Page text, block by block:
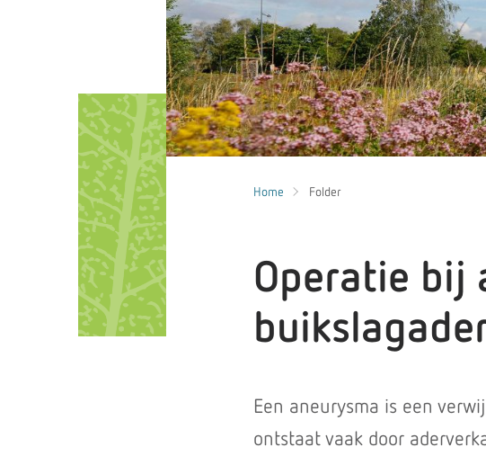
Home Folder
Operatie bij
Een aneurysma is een
ontstaat vaak door